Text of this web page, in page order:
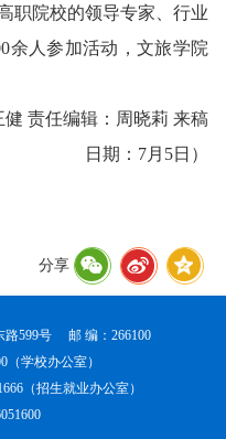
职院校的领导专家
行业
余人参加活动 ，文旅学院
健 责任编辑：周晓莉 来稿
日期：7月5日）
分享
路599号 邮 编：266100
（学校办公室）
（招生就业办公室）